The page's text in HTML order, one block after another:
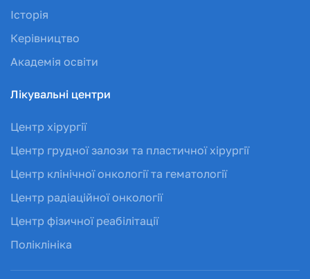
Історія
Керівництво
Академія освіти
Лікувальні центри
Центр хірургії
Центр грудної залози та пластичної хірургії
Центр клінічної онкології та гематології
Центр радіаційної онкології
Центр фізичної реабілітації
Поліклініка